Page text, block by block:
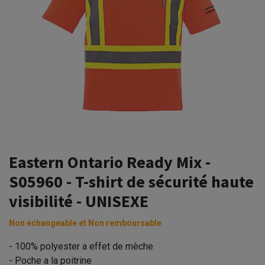
Eastern Ontario Ready Mix -
S05960 - T-shirt de sécurité haute
visibilité - UNISEXE
Non échangeable et Non remboursable
- 100% polyester a effet de mèche
- Poche a la poitrine